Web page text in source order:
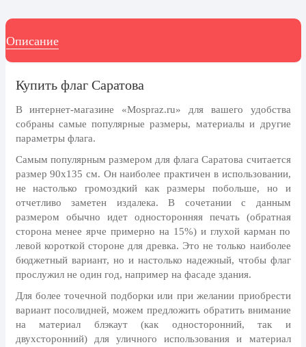
27 марта, День театра
1 апреля, День смеха
Апрель, Месячник по
День геолога (первое воскресенье
апреля)
Светлая Пасха
12 апреля, День космонавтики
18 апреля, Дни исторического и
культурного наследия
1 мая, праздник Весны и Труда
6 мая, День герба и флага города
Москвы
9 мая, День Победы
24 мая, День славянской
письменности и культуры
Описание
Купить флаг Саратова
В интернет-магазине «Mospraz.ru» для вашего удобства
собраны самые популярные размеры, материалы и другие
параметры флага.
Самым популярным размером для флага Саратова считается
размер 90x135 см. Он наиболее практичен в использовании,
не настолько громоздкий как размеры побольше, но и
отчетливо заметен издалека. В сочетании с данным
размером обычно идет односторонняя печать (обратная
сторона менее ярче примерно на 15%) и глухой карман по
левой короткой стороне для древка. Это не только наиболее
бюджетный вариант, но и настолько надежный, чтобы флаг
прослужил не один год, например на фасаде здания.
Для более точечной подборки или при желании приобрести
вариант посолидней, можем предложить обратить внимание
на материал блэкаут (как односторонний, так и
двухсторонний) для уличного использования и материал